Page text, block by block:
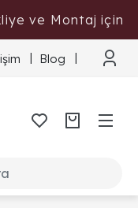
ve Montaj için
Blog